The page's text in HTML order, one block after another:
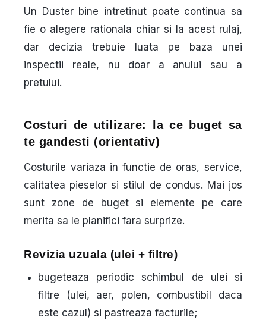
Un Duster bine intretinut poate continua sa
fie o alegere rationala chiar si la acest rulaj,
dar decizia trebuie luata pe baza unei
inspectii reale, nu doar a anului sau a
pretului.
Costuri de utilizare: la ce buget sa
te gandesti (orientativ)
Costurile variaza in functie de oras, service,
calitatea pieselor si stilul de condus. Mai jos
sunt zone de buget si elemente pe care
merita sa le planifici fara surprize.
Revizia uzuala (ulei + filtre)
bugeteaza periodic schimbul de ulei si
filtre (ulei, aer, polen, combustibil daca
este cazul) si pastreaza facturile;